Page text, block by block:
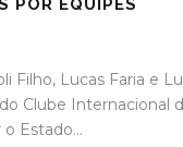
POR EQUIPES
Filho, Lucas Faria e
Clube Internacional
Estado...